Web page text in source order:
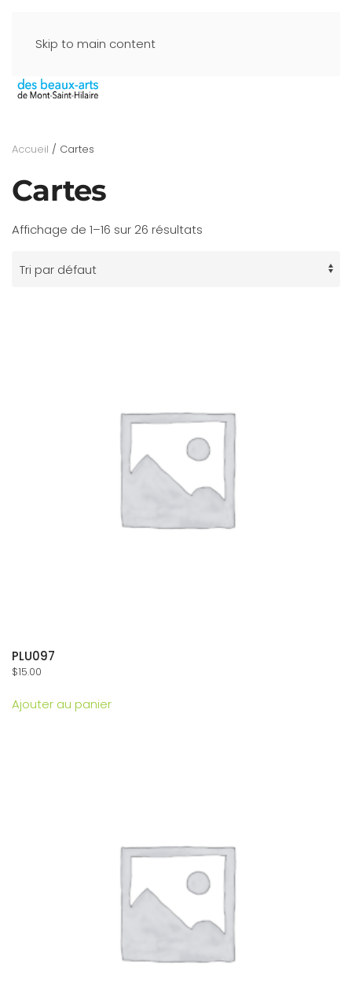
Skip to main content
Accueil / Cartes
Cartes
Affichage de 1–16 sur 26 résultats
PLU097
$15.00
Ajouter au panier